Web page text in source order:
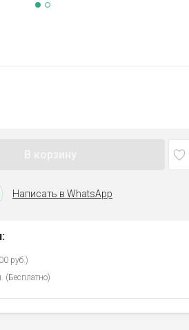
Написать в WhatsApp
руб.)
(Бесплатно)